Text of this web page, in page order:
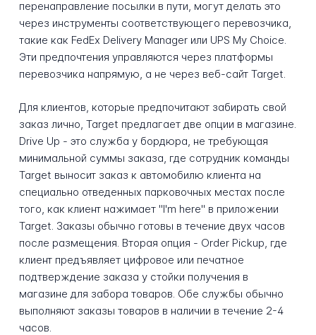
перенаправление посылки в пути, могут делать это
через инструменты соответствующего перевозчика,
такие как FedEx Delivery Manager или UPS My Choice.
Эти предпочтения управляются через платформы
перевозчика напрямую, а не через веб-сайт Target.
Для клиентов, которые предпочитают забирать свой
заказ лично, Target предлагает две опции в магазине.
Drive Up - это служба у бордюра, не требующая
минимальной суммы заказа, где сотрудник команды
Target выносит заказ к автомобилю клиента на
специально отведенных парковочных местах после
того, как клиент нажимает "I'm here" в приложении
Target. Заказы обычно готовы в течение двух часов
после размещения. Вторая опция - Order Pickup, где
клиент предъявляет цифровое или печатное
подтверждение заказа у стойки получения в
магазине для забора товаров. Обе службы обычно
выполняют заказы товаров в наличии в течение 2-4
часов.